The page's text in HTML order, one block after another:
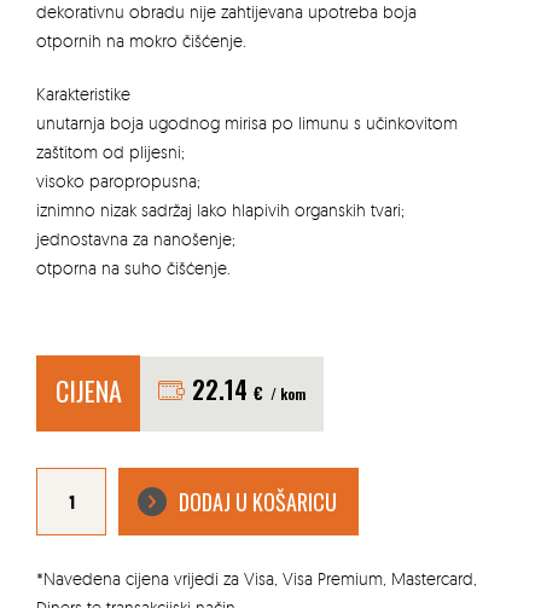
dekorativnu obradu nije zahtijevana upotreba boja
otpornih na mokro čišćenje.
Karakteristike
unutarnja boja ugodnog mirisa po limunu s učinkovitom
zaštitom od plijesni;
visoko paropropusna;
iznimno nizak sadržaj lako hlapivih organskih tvari;
jednostavna za nanošenje;
otporna na suho čišćenje.
CIJENA 22.14 € / kom
JUPOL
s
plijesni
DODAJ U KOŠARICU
*Navedena cijena vrijedi za Visa, Visa Premium, Mastercard,